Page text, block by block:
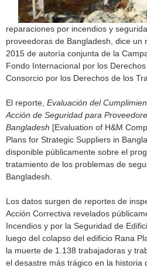
reparaciones por incendios y
proveedoras de Bangladesh, dice un
2015 de autoría conjunta de la
Fondo Internacional por los
Consorcio por los Derechos de los
El reporte, Evaluación del
Acción de Seguridad para
Bangladesh [Evaluation of H&M
Plans for Strategic Suppliers in
disponible públicamente sobre el
tratamiento de los problemas de
Bangladesh.
Los datos surgen de reportes de
Acción Correctiva revelados
Incendios y por la Seguridad de
luego del colapso del edificio Rana
la muerte de 1.138 trabajadoras y
el desastre más trágico en la historia